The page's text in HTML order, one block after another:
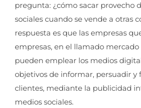
pregunta: ¿cómo sacar provecho
sociales cuando se vende a otras
respuesta es que las empresas
empresas, en el llamado
pueden emplear los medios
objetivos de informar, persuadir y
clientes, mediante la publicidad
medios sociales.